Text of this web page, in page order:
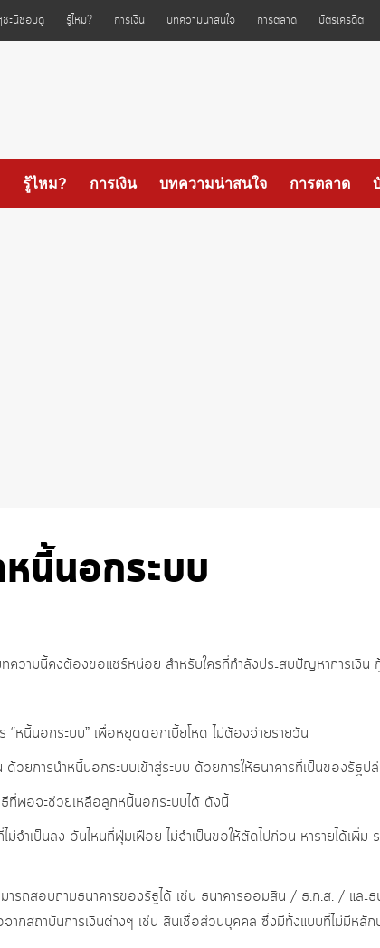
ชะนีชอบดู รู้ไหม? การเงิน บทความน่าสนใจ การตลาด บัตรเครดิต
รู้ไหม? การเงิน บทความน่าสนใจ การตลาด
นี้นอกระบบ
ความนี้คงต้องขอแชร์หน่อย สำหรับใครที่กำลังประสบปัญหาการเงิน
“หนี้นอกระบบ” เพื่อหยุดดอกเบี้ยโหด ไม่ต้องจ่ายรายวัน
วยการนำหนี้นอกระบบเข้าสู่ระบบ ด้วยการให้ธนาคารที่เป็นของรัฐป
ที่พอจะช่วยเหลือลูกหนี้นอกระบบได้ ดังนี้
ม่จำเป็นลง อันไหนที่ฟุ่มเฟือย ไม่จำเป็นขอให้ตัดไปก่อน หารายได้เ
ารถสอบถามธนาคารของรัฐได้ เช่น ธนาคารออมสิน / ธ.ก.ส. / แล
ากสถาบันการเงินต่างๆ เช่น สินเชื่อส่วนบุคคล ซึ่งมีทั้งแบบที่ไม่มีหลั